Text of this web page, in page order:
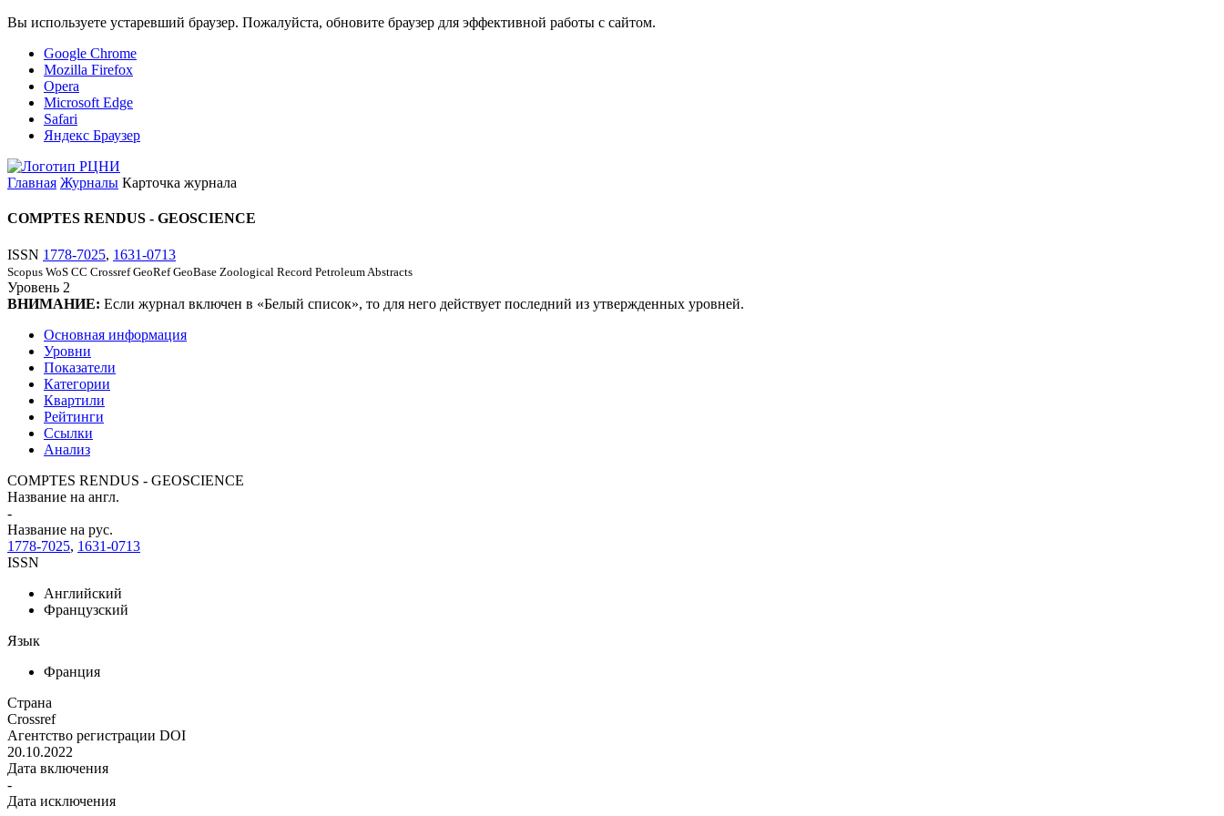
Вы используете устаревший браузер. Пожалуйста, обновите браузер для эффективной работы с сайтом.
Google Chrome
Mozilla Firefox
Opera
Microsoft Edge
Safari
Яндекс Браузер
Главная Журналы Карточка журнала
COMPTES RENDUS - GEOSCIENCE
ISSN 1778-7025, 1631-0713
Scopus WoS CC Crossref GeoRef GeoBase Zoological Record Petroleum Abstracts
Уровень 2
ВНИМАНИЕ: Если журнал включен в «Белый список», то для него действует последний из утвержденных уровней.
Основная информация
Уровни
Показатели
Категории
Квартили
Рейтинги
Ссылки
Анализ
COMPTES RENDUS - GEOSCIENCE
Название на англ.
-
Название на рус.
1778-7025, 1631-0713
ISSN
Английский
Французский
Язык
Франция
Страна
Crossref
Агентство регистрации DOI
20.10.2022
Дата включения
-
Дата исключения